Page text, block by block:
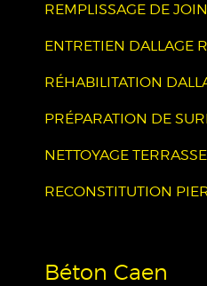
REMPLISSAGE DE
ENTRETIEN DALLAGE
RÉHABILITATION
PRÉPARATION DE
NETTOYAGE
RECONSTITUTION
Béton Caen